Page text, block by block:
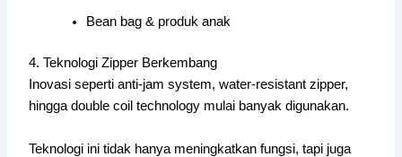
Bean bag & produk anak
4. Teknologi Zipper Berkembang
Inovasi seperti anti-jam system, water-resistant zipper,
hingga double coil technology mulai banyak digunakan.
Teknologi ini tidak hanya meningkatkan fungsi, tapi juga